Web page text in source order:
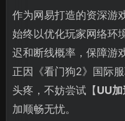
作为网易打造的资深游
始终以优化玩家网络环
迟和断线概率，保障游
正因《看门狗2》国际
头疼，不妨尝试【UU
加顺畅无忧。